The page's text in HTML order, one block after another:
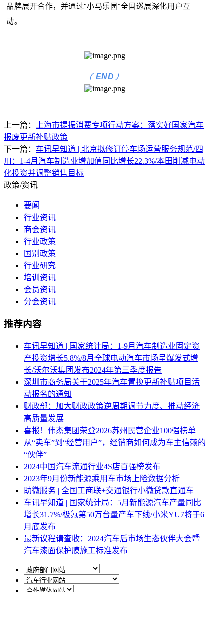
品牌展开合作，并通过“小马乐园”全国巡展深化用户互
动。
(END )
上一篇：
上海市提振消费专项行动方案：落实好国家汽车
报废更新补贴政策
下一篇： 车讯早知道 | 北京拟修订停车场运营服务规范/四
川：1-4月汽车制造业增加值同比增长22.3%/本田削减电动
化投资并调整销售目标
政策/资讯
要闻
行业资讯
商会资讯
行业政策
国别政策
行业研究
培训资讯
会员资讯
分会资讯
推荐内容
车讯早知道 | 国家统计局：1-9月汽车制造业固定资
产投资增长5.8%/8月全球电动汽车市场呈爆发式增
长/沃尔沃集团发布2024年第三季度报告
深圳市商务局关于2025年汽车置换更新补贴项目活
动报名的通知
财政部：加大财政政策逆周期调节力度、推动经济
高质量发展
喜报！伟杰集团荣登2026苏州民营企业100强榜单
从“卖车”到“经营用户”，经销商如何成为车主信赖的
“伙伴”
2024中国汽车流通行业4S店百强榜发布
​2023年9月份新能源乘用车市场上险数据分析
助微服务 | 全国工商联+交通银行小微贷款直通车
车讯早知道 | 国家统计局：5月新能源汽车产量同比
增长31.7%/极氪第50万台量产车下线/小米YU7将于6
月底发布
最新议程请查收：2024汽车后市场生态伙伴大会暨
汽车漆面保护膜施工标准发布